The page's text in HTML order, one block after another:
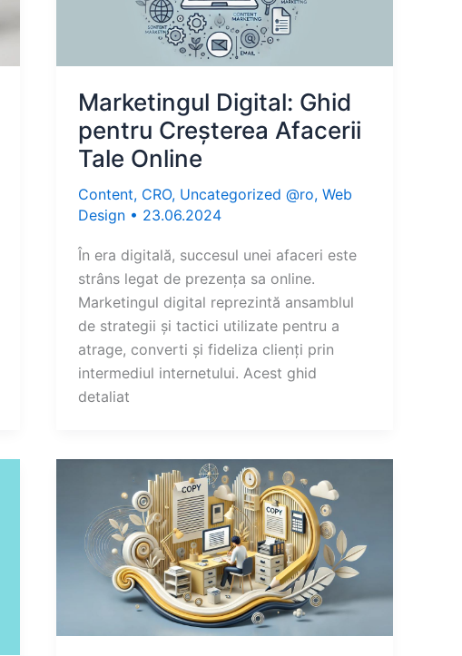
Marketingul Digital: Ghid
pentru Creșterea Afacerii
Tale Online
Content, CRO, Uncategorized @ro,Web
Design • 23.06.2024
În era digitală, succesul unei afaceri este
strâns legat de prezența sa online.
Marketingul digital reprezintă ansamblul
de strategii și tactici utilizate pentru a
atrage, converti și fideliza clienți prin
intermediul internetului. Acest ghid
detaliat